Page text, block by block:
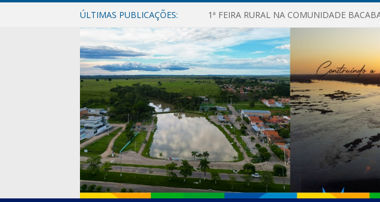
ÚLTIMAS PUBLICAÇÕES: 1ª FEIRA RURAL NA COMUNIDADE